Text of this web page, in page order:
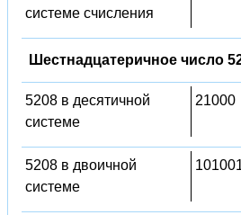
системе счисления
Шестнадцатеричное число
5208 в десятичной
системе
21000
5208 в двоичной
системе